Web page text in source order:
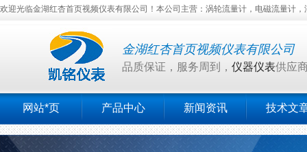
欢迎光临金湖红杏首页视频仪表有限公司！本公司主营：涡轮流量计，电磁流量计
金湖红杏首页视频仪表有限公司
品质保证，服务周到， 仪器仪表供应
网站*页 产品中心 新闻资讯 技术文